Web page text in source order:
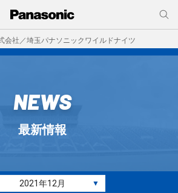
会社／埼玉パナソニックワイルドナイツ
NEWS
最新情報
2021年12月 ▼